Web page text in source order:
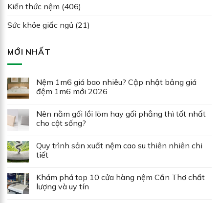
Kiến thức nệm (406)
Sức khỏe giấc ngủ (21)
MỚI NHẤT
Nệm 1m6 giá bao nhiêu? Cập nhật bảng giá
đệm 1m6 mới 2026
Nên nằm gối lồi lõm hay gối phẳng thì tốt nhất
cho cột sống?
Quy trình sản xuất nệm cao su thiên nhiên chi
tiết
Khám phá top 10 cửa hàng nệm Cần Thơ chất
lượng và uy tín